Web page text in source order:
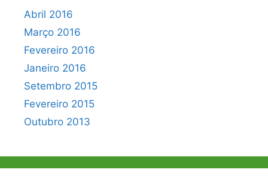
Abril 2016
Março 2016
Fevereiro 2016
Janeiro 2016
Setembro 2015
Fevereiro 2015
Outubro 2013